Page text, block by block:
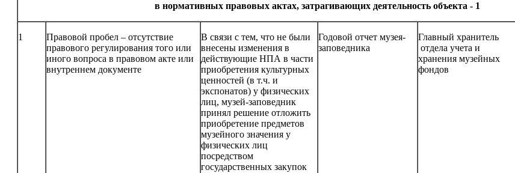
в нормативных правовых актах, затрагивающих деятельность объекта - 1
1
Правовой пробел – отсутствие
правового регулирования того или
иного вопроса в правовом акте или
внутреннем документе
В связи с тем, что не были
внесены изменения в
действующие НПА в части
приобретения культурных
ценностей (в т.ч. и
экспонатов) у физических
лиц, музей-заповедник
принял решение отложить
приобретение предметов
музейного значения у
физических лиц
посредством
государственных закупок
Годовой отчет музея-
заповедника
Главный хранитель
отдела учета и
хранения музейных
фондов